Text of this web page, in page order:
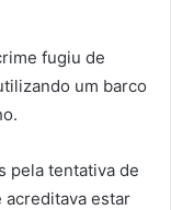
fugiu de
um barco
pela tentativa de
acreditava estar